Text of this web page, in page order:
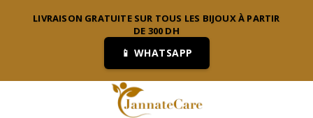
LIVRAISON GRATUITE SUR TOUS LES BIJOUX À PARTIR
DE 300 DH
📱 WHATSAPP